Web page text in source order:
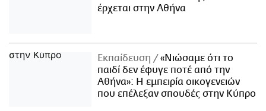
έρχεται στην Αθήνα
Εκπαίδευση
«Νιώσαμε ότι το
παιδί δεν έφυγε ποτέ από την
Αθήνα»: Η εμπειρία οικογενειών
που επέλεξαν σπουδές στην Κύπρο